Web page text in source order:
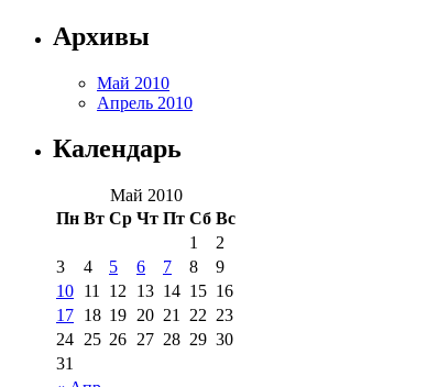
Архивы
Май 2010
Апрель 2010
Календарь
Май 2010
Пн Вт Ср Чт Пт Сб Вс
1
2
3
4 5 6 7 8
9
10 11 12 13 14 15 16
17 18 19 20 21 22 23
24 25 26 27 28 29 30
31